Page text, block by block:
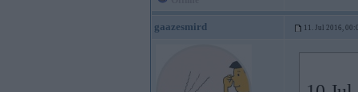
gaazesmird 11. Jul 2016,